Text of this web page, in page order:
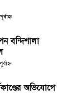
অভিযোগে